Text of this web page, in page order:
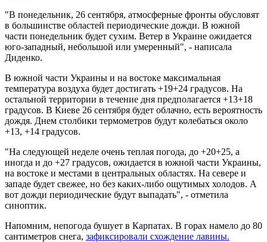
"В понедельник, 26 сентября, атмосферные фронты обусловят
в большинстве областей периодические дожди. В южной
части понедельник будет сухим. Ветер в Украине ожидается
юго-западный, небольшой или умеренный", - написала
Диденко.
В южной части Украины и на востоке максимальная
температура воздуха будет достигать +19+24 градусов. На
остальной территории в течение дня предполагается +13+18
градусов. В Киеве 26 сентября будет облачно, есть вероятность
дождя. Днем столбики термометров будут колебаться около
+13, +14 градусов.
"На следующей неделе очень теплая погода, до +20+25, а
иногда и до +27 градусов, ожидается в южной части Украины,
на востоке и местами в центральных областях. На севере и
западе будет свежее, но без каких-либо ощутимых холодов. А
вот дожди периодические будут выпадать", - отметила
синоптик.
Напомним, непогода бушует в Карпатах. В горах намело до 80
сантиметров снега, зафиксировали схождение лавины.